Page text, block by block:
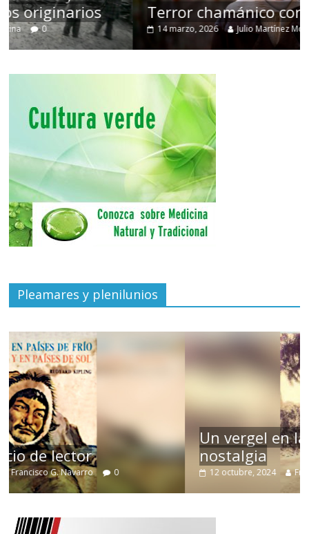
Terror chamánico coreano
14 marzo, 2026 Julio Martínez Molina 0
Pleamares y plenilunios
Un vergel en las nieblas de la
nostalgia
12 octubre, 2024 Francisco G. Navarro 0